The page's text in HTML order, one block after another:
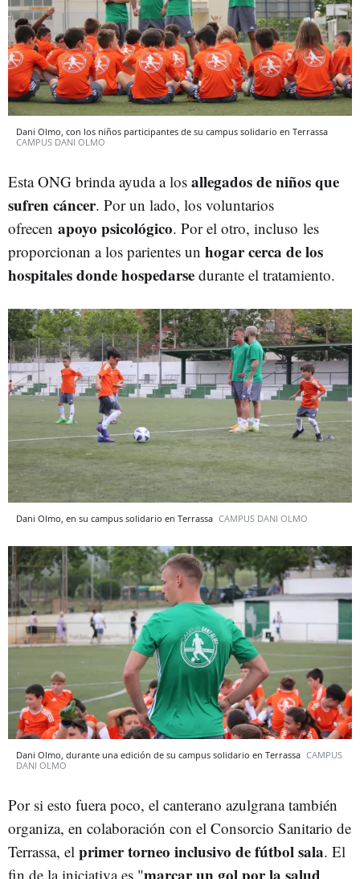
Dani Olmo, con los niños participantes de su campus solidario en Terrassa
CAMPUS DANI OLMO
Esta ONG brinda ayuda a los allegados de niños que
sufren cáncer. Por un lado, los voluntarios
ofrecen apoyo psicológico. Por el otro, incluso les
proporcionan a los parientes un hogar cerca de los
hospitales donde hospedarse durante el tratamiento.
Dani Olmo, en su campus solidario en Terrassa CAMPUS DANI OLMO
Dani Olmo, durante una edición de su campus solidario en Terrassa CAMPUS
DANI OLMO
Por si esto fuera poco, el canterano azulgrana también
organiza, en colaboración con el Consorcio Sanitario de
Terrassa, el primer torneo inclusivo de fútbol sala. El
fin de la iniciativa es "